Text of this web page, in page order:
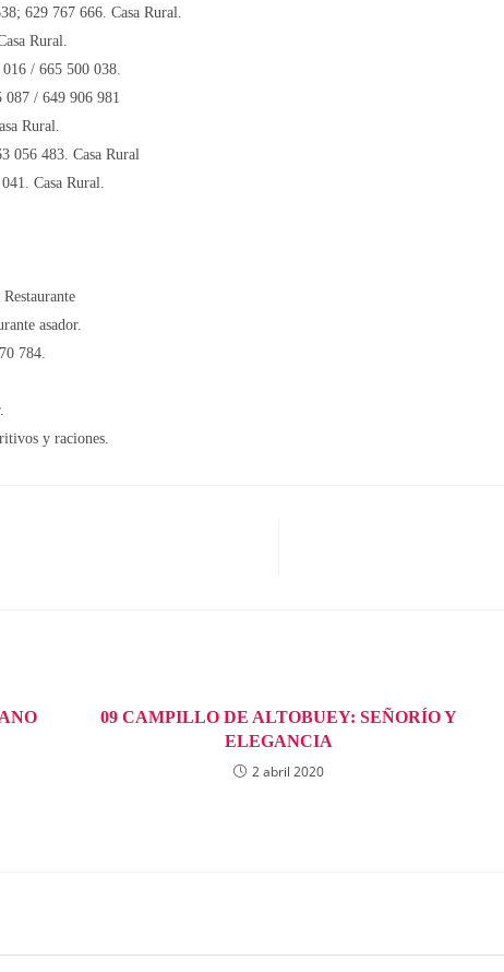
629 767 666. Casa Rural.
Rural.
/ 665 500 038.
087 / 649 906 981
Rural.
056 483. Casa Rural
Casa Rural.
asador.
784.
y raciones.
09 CAMPILLO DE ALTOBUEY: SEÑORÍO Y
ELEGANCIA
2 abril 2020